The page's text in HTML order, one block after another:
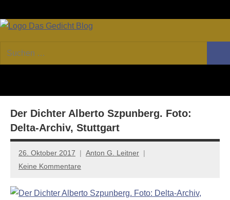
Inhalt
GEDICHT
Forum
von
Lyrik,
Essay
Suchen
nach:
Der Dichter Alberto Szpunberg. Foto:
Delta-Archiv, Stuttgart
26. Oktober 2017
Anton G. Leitner
Keine Kommentare